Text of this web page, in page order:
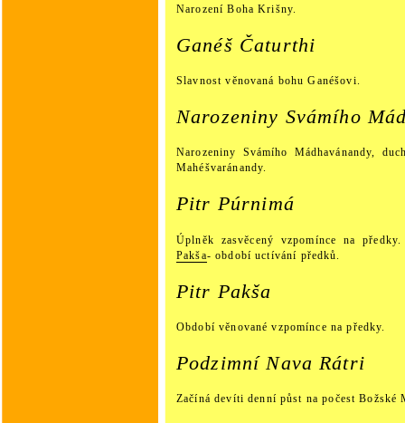
Narození Boha Krišny.
Ganéš Čaturthi
Slavnost věnovaná bohu Ganéšovi.
Narozeniny Svámího
Narozeniny Svámího Mádhavánandy,
Mahéšvaránandy.
Pitr Púrnimá
Úplněk zasvěcený vzpomínce na
Pakša- období uctívání předků.
Pitr Pakša
Období věnované vzpomínce na předky.
Podzimní Nava Rátri
Začíná devíti denní půst na počest Božské